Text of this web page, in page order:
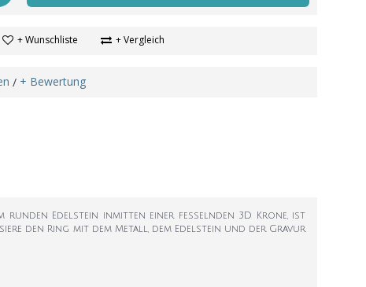
+ Wunschliste + Vergleich
/ + Bewertung
runden Edelstein inmitten einer fesselnden 3D Krone, ist
den Ring mit dem Metall, dem Edelstein und der Gravur